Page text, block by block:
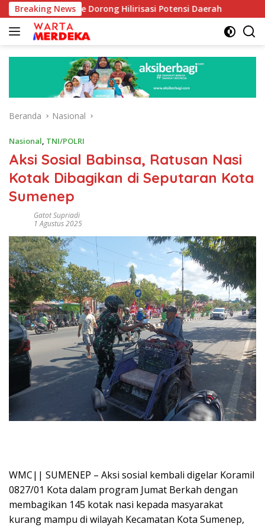
Langsung
ke
konten
Breaking News
Aboe Dorong Hilirisasi Potensi Daerah DPR Dorong
Beranda Nasional
Nasional, TNI/POLRI
Aksi Sosial Babinsa, Ratusan Nasi
Kotak Dibagikan di Seputaran Kota
Sumenep
Gatot Supriadi
1 Agustus 2025
WMC|| SUMENEP – Aksi sosial kembali digelar Koramil
0827/01 Kota dalam program Jumat Berkah dengan
membagikan 145 kotak nasi kepada masyarakat
kurang mampu di wilayah Kecamatan Kota Sumenep,